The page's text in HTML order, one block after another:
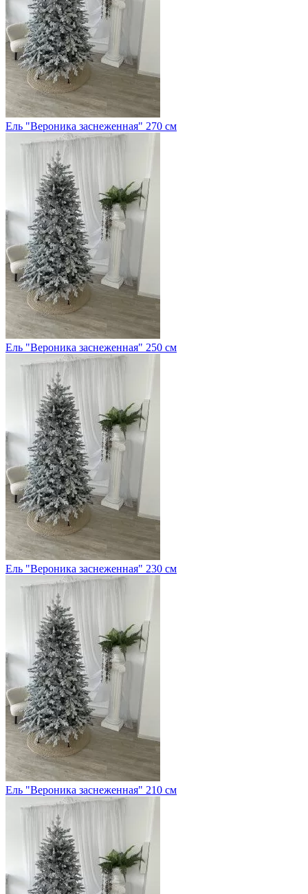
Ель "Вероника заснеженная" 270 см
Ель "Вероника заснеженная" 250 см
Ель "Вероника заснеженная" 230 см
Ель "Вероника заснеженная" 210 см